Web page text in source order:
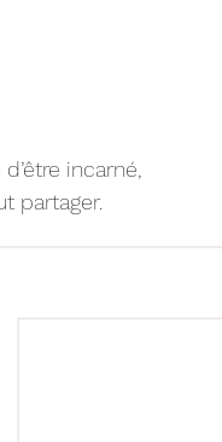
incarné,
partager.